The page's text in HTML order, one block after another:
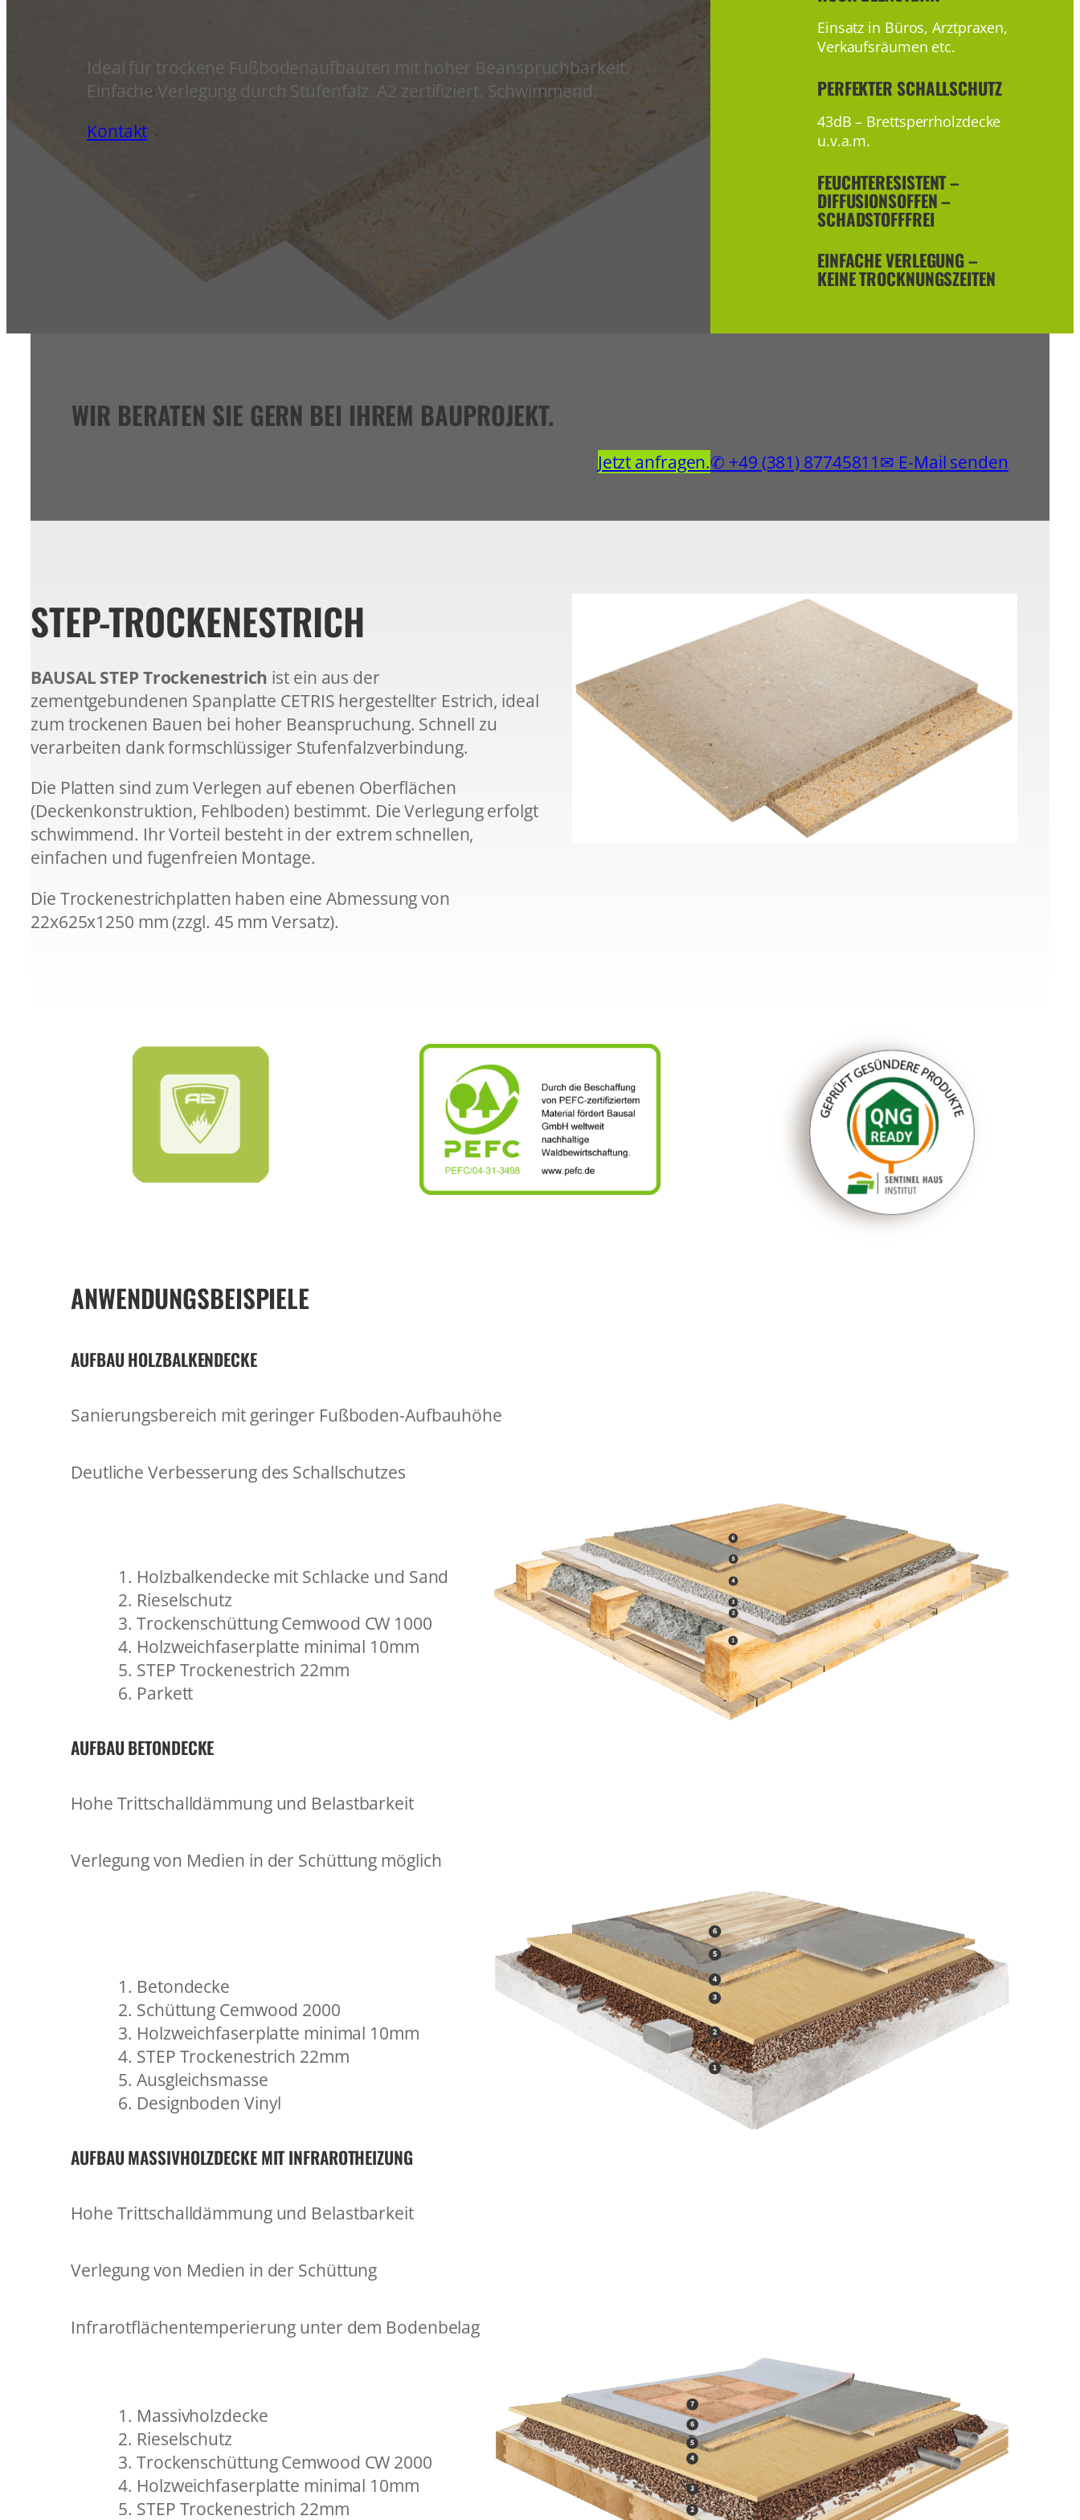
Ideal für trockene Fußbodenaufbauten mit hoher Beanspruchbarkeit.
Einfache Verlegung durch Stufenfalz. A2 zertifiziert. Schwimmend.
Kontakt
Einsatz in Büros, Arztpraxen,
Verkaufsräumen etc.
PERFEKTER SCHALLSCHUTZ
43dB – Brettsperrholzdecke
u.v.a.m.
FEUCHTERESISTENT –
DIFFUSIONSOFFEN –
SCHADSTOFFFREI
EINFACHE VERLEGUNG –
KEINE TROCKNUNGSZEITEN
WIR BERATEN SIE GERN BEI IHREM BAUPROJEKT.
Jetzt anfragen.✆ +49 (381) 87745811✉ E-Mail senden
STEP-TROCKENESTRICH
BAUSAL STEP Trockenestrich ist ein aus der
zementgebundenen Spanplatte CETRIS hergestellter Estrich, ideal
zum trockenen Bauen bei hoher Beanspruchung. Schnell zu
verarbeiten dank formschlüssiger Stufenfalzverbindung.
Die Platten sind zum Verlegen auf ebenen Oberflächen
(Deckenkonstruktion, Fehlboden) bestimmt. Die Verlegung erfolgt
schwimmend. Ihr Vorteil besteht in der extrem schnellen,
einfachen und fugenfreien Montage.
Die Trockenestrichplatten haben eine Abmessung von
22x625x1250 mm (zzgl. 45 mm Versatz).
ANWENDUNGSBEISPIELE
AUFBAU HOLZBALKENDECKE
Sanierungsbereich mit geringer Fußboden-Aufbauhöhe
Deutliche Verbesserung des Schallschutzes
Holzbalkendecke mit Schlacke und Sand
Rieselschutz
Trockenschüttung Cemwood CW 1000
Holzweichfaserplatte minimal 10mm
STEP Trockenestrich 22mm
Parkett
AUFBAU BETONDECKE
Hohe Trittschalldämmung und Belastbarkeit
Verlegung von Medien in der Schüttung möglich
Betondecke
Schüttung Cemwood 2000
Holzweichfaserplatte minimal 10mm
STEP Trockenestrich 22mm
Ausgleichsmasse
Designboden Vinyl
AUFBAU MASSIVHOLZDECKE MIT INFRAROTHEIZUNG
Hohe Trittschalldämmung und Belastbarkeit
Verlegung von Medien in der Schüttung
Infrarotflächentemperierung unter dem Bodenbelag
Massivholzdecke
Rieselschutz
Trockenschüttung Cemwood CW 2000
Holzweichfaserplatte minimal 10mm
STEP Trockenestrich 22mm